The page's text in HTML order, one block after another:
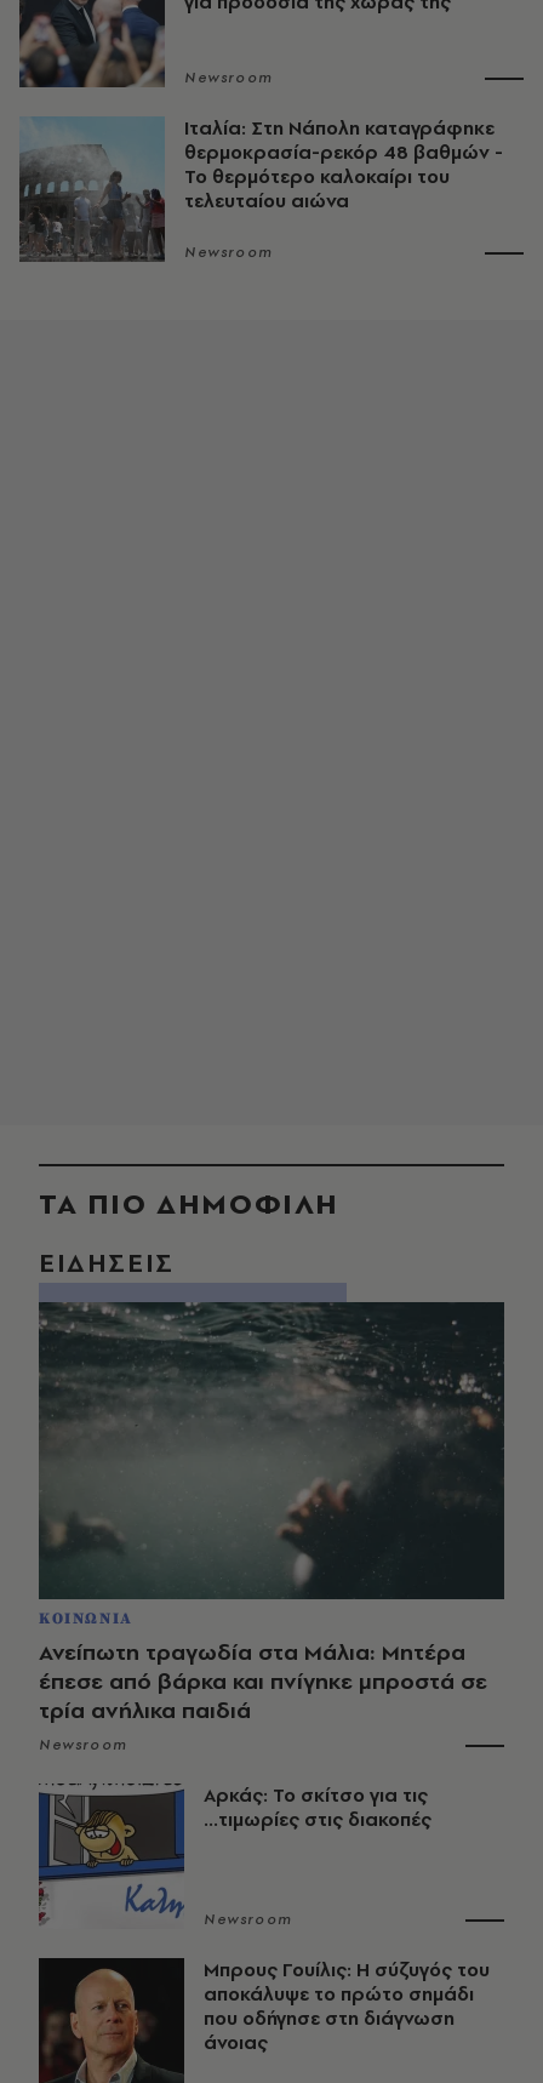
Newsroom
Ιταλία: Στη Νάπολη καταγράφηκε
θερμοκρασία-ρεκόρ 48 βαθμών -
To θερμότερο καλοκαίρι του
τελευταίου αιώνα
Newsroom
ΤΑ ΠΙΟ ΔΗΜΟΦΙΛΗ
ΕΙΔΗΣΕΙΣ
ΚΟΙΝΩΝΙΑ
Ανείπωτη τραγωδία στα Μάλια: Μητέρα
έπεσε από βάρκα και πνίγηκε μπροστά σε
τρία ανήλικα παιδιά
Newsroom
Αρκάς: Το σκίτσο για τις
...τιμωρίες στις διακοπές
Newsroom
Μπρους Γουίλις: Η σύζυγός του
αποκάλυψε το πρώτο σημάδι
που οδήγησε στη διάγνωση
άνοιας